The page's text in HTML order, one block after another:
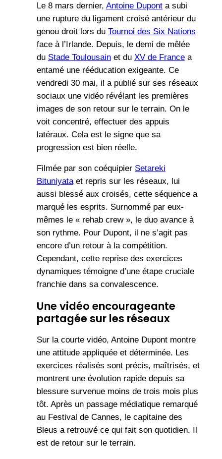
Le 8 mars dernier, Antoine Duponta subi
une rupture du ligament croisé antérieur du
genou droit lors du Tournoi des Six Nations
face à l’Irlande. Depuis, le demi de mêlée
du Stade Toulousainet du XV de Francea
entamé une rééducation exigeante. Ce
vendredi 30 mai, il a publié sur ses réseaux
sociaux une vidéo révélant les premières
images de son retour sur le terrain. On le
voit concentré, effectuer des appuis
latéraux. Cela est le signe que sa
progression est bien réelle.
Filmée par son coéquipier Setareki
Bituniyataet repris sur les réseaux, lui
aussi blessé aux croisés, cette séquence a
marqué les esprits. Surnommé par eux-
mêmes le « rehab crew », le duo avance à
son rythme. Pour Dupont, il ne s’agit pas
encore d’un retour à la compétition.
Cependant, cette reprise des exercices
dynamiques témoigne d’une étape cruciale
franchie dans sa convalescence.
Une vidéo encourageante
partagée sur les réseaux
Sur la courte vidéo, Antoine Dupont montre
une attitude appliquée et déterminée. Les
exercices réalisés sont précis, maîtrisés, et
montrent une évolution rapide depuis sa
blessure survenue moins de trois mois plus
tôt. Après un passage médiatique remarqué
au Festival de Cannes, le capitaine des
Bleus a retrouvé ce qui fait son quotidien. Il
est de retour sur le terrain.